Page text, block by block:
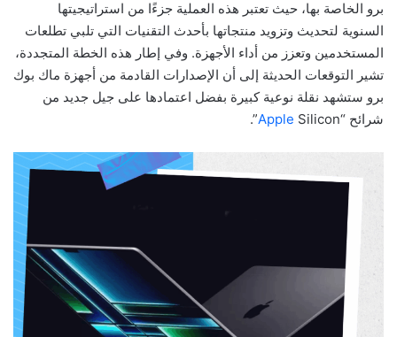
برو الخاصة بها، حيث تعتبر هذه العملية جزءًا من استراتيجيتها
السنوية لتحديث وتزويد منتجاتها بأحدث التقنيات التي تلبي تطلعات
المستخدمين وتعزز من أداء الأجهزة. وفي إطار هذه الخطة المتجددة،
تشير التوقعات الحديثة إلى أن الإصدارات القادمة من أجهزة ماك بوك
برو ستشهد نقلة نوعية كبيرة بفضل اعتمادها على جيل جديد من
شرائح “
Apple Silicon”.